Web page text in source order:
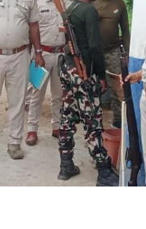
8 वर्षीय बच्चे को बरामद